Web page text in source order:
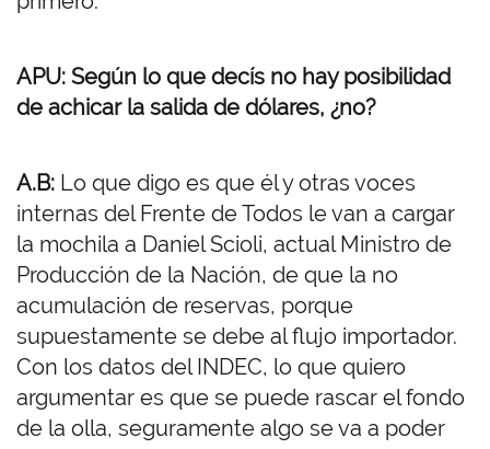
APU: Según lo que decís no hay posibilidad
de achicar la salida de dólares, ¿no?
A.B: Lo que digo es que él y otras voces
internas del Frente de Todos le van a cargar
la mochila a Daniel Scioli, actual Ministro de
Producción de la Nación, de que la no
acumulación de reservas, porque
supuestamente se debe al flujo importador.
Con los datos del INDEC, lo que quiero
argumentar es que se puede rascar el fondo
de la olla, seguramente algo se va a poder